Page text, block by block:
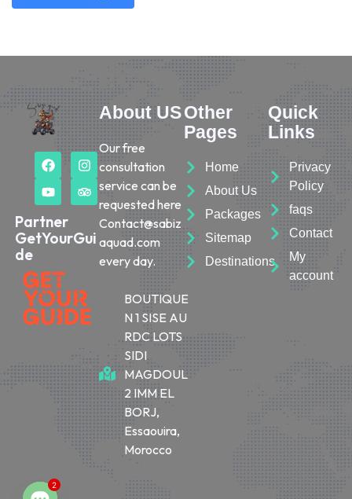
Partner
GetYourGui
de
About US
Our free
consultation
service can be
requested here
Contact@sabiz
aquad.com
every day.
BOUTIQUE
N 1 SISE AU
RDC LOTS
SIDI
MAGDOUL
2 IMM EL
BORJ,
Essaouira,
Morocco
Other
Pages
Home
About Us
Packages
Sitemap
Destinations
Quick
Links
Privacy
Policy
faqs
Contact
My
account
2